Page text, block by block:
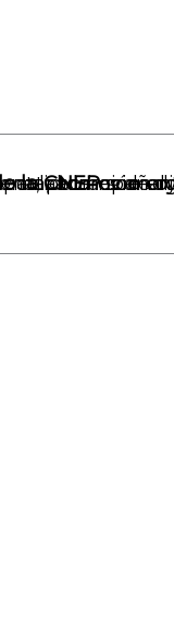
la CNEP
son organizaciones regionales que agrupan a escuelas particulares de distintos estados del país. Cada federación representa, acompaña y articula a las